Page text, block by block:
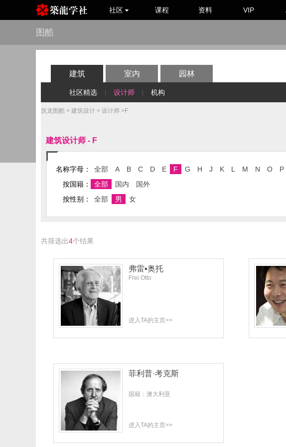
社区 课程 资料 VIP
图酷
建筑 室内 园林
社区精选 设计师 机构
筑龙图酷 > 建筑设计 > 设计师 >F
建筑设计师 - F
名称字母： 全部 A B C D E F G H J K L M N O P
按国籍：
全部 国内
国外
按性别：
全部 男 女
共筛选出4个结果
弗雷▪奥托
Frei Otto
进入TA的主页>>
菲利普·考克斯
国籍：澳大利亚
进入TA的主页>>